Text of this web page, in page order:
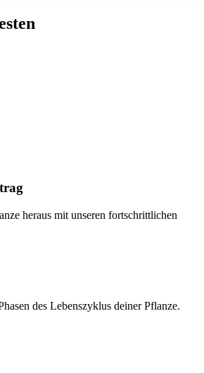
heraus mit unseren fortschrittlichen
des Lebenszyklus deiner Pflanze.